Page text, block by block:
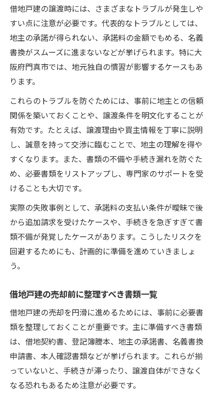
借地戸建の譲渡時には、さまざまなトラブルが発生しや
すい点に注意が必要です。代表的なトラブルとしては、
地主の承諾が得られない、承諾料の金額でもめる、名義
書換がスムーズに進まないなどが挙げられます。特に大
阪府門真市では、地元独自の慣習が影響するケースもあ
ります。
これらのトラブルを防ぐためには、事前に地主との信頼
関係を築いておくことや、譲渡条件を明文化することが
有効です。たとえば、譲渡理由や買主情報を丁寧に説明
し、誠意を持って交渉に臨むことで、地主の理解を得や
すくなります。また、書類の不備や手続き漏れを防ぐた
め、必要書類をリストアップし、専門家のサポートを受
けることも大切です。
実際の失敗事例として、承諾料の支払い条件が曖昧で後
から追加請求を受けたケースや、手続きを急ぎすぎて書
類不備が発覚したケースがあります。こうしたリスクを
回避するためにも、計画的に準備を進めていきましょ
う。
借地戸建の売却前に整理すべき書類一覧
借地戸建の売却を円滑に進めるためには、事前に必要書
類を整理しておくことが重要です。主に準備すべき書類
は、借地契約書、登記簿謄本、地主の承諾書、名義書換
申請書、本人確認書類などが挙げられます。これらが揃
っていないと、手続きが滞ったり、譲渡自体ができなく
なる恐れもあるため注意が必要です。